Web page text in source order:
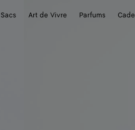
Sacs Art de Vivre Parfums